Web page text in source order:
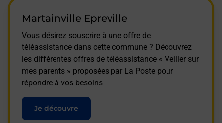
Martainville Epreville
Vous désirez souscrire à une offre de
téléassistance dans cette commune ? Découvrez
les différentes offres de téléassistance « Veiller sur
mes parents » proposées par La Poste pour
répondre à vos besoins
Je découvre